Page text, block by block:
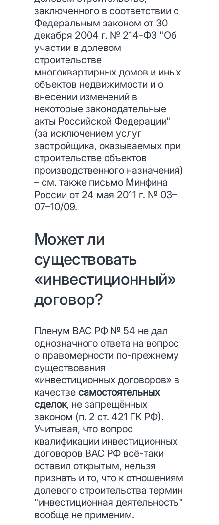
заключенного в соответствии с
Федеральным законом от 30
декабря 2004 г. № 214-ФЗ "Об
участии в долевом
строительстве
многоквартирных домов и иных
объектов недвижимости и о
внесении изменений в
некоторые законодательные
акты Российской Федерации"
(за исключением услуг
застройщика, оказываемых при
строительстве объектов
производственного назначения)
– см. также письмо Минфина
России от 24 мая 2011 г. № 03–
07–10/09.
Может ли
существовать
«инвестиционный»
договор?
Пленум ВАС РФ № 54 не дал
однозначного ответа на вопрос
о правомерности по-прежнему
существования
«инвестиционных договоров» в
качестве самостоятельных
сделок, не запрещённых
законом (п. 2 ст. 421 ГК РФ).
Учитывая, что вопрос
квалификации инвестиционных
договоров ВАС РФ всё-таки
оставил открытым, нельзя
признать и то, что к отношениям
долевого строительства термин
"инвестиционная деятельность"
вообще не применим.